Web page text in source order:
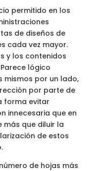
permitido en los
de diseños de
cada vez mayor.
y los contenidos
lógico
mismos por un lado,
por parte de
forma evitar
innecesaria que en
más que diluir la
de estos
de hojas más